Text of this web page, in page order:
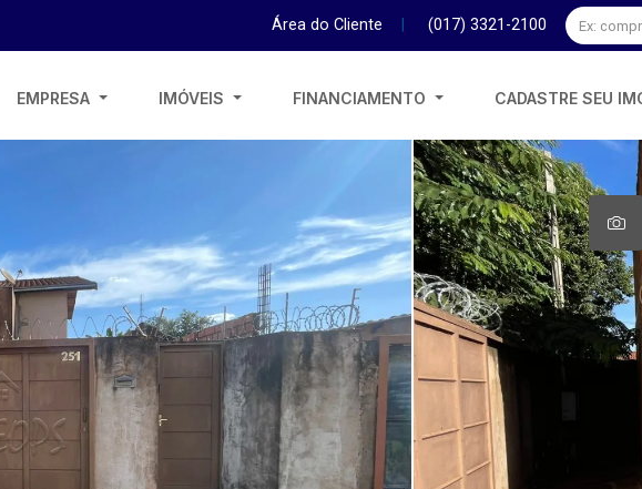
Área do Cliente (017) 3321-2100
EMPRESA IMÓVEIS FINANCIAMENTO CADASTRE SEU